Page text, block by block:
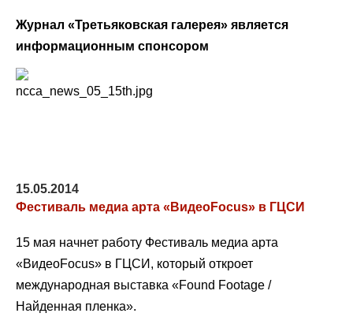
Журнал «Третьяковская галерея» является
информационным спонсором
15.05.2014
Фестиваль медиа арта «ВидеоFocus» в ГЦСИ
15 мая начнет работу Фестиваль медиа арта
«ВидеоFocus» в ГЦСИ, который откроет
международная выставка «Found Footage /
Найденная пленка».